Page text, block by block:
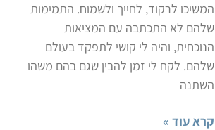
המשיכו לרקוד, לחייך ולשמוח. התמימות
שלהם לא התכתבה עם המציאות
הנוכחית, והיה לי קושי לתפקד בעולם
שלהם. לקח לי זמן להבין שגם בהם משהו
השתנה
קרא עוד »